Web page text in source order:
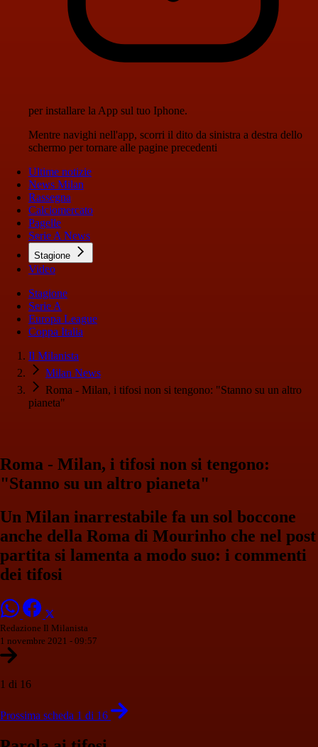
per installare la App sul tuo Iphone.
Mentre navighi nell'app, scorri il dito da sinistra a destra dello
schermo per tornare alle pagine precedenti
Ultime notizie
News Milan
Rassegna
Calciomercato
Pagelle
Serie A News
Stagione
Video
Stagione
Serie A
Europa League
Coppa Italia
Il Milanista
Milan News
Roma - Milan, i tifosi non si tengono: "Stanno su un altro
pianeta"
Roma - Milan, i tifosi non si tengono:
"Stanno su un altro pianeta"
Un Milan inarrestabile fa un sol boccone
anche della Roma di Mourinho che nel post
partita si lamenta a modo suo: i commenti
dei tifosi
Redazione Il Milanista
1 novembre 2021 - 09:57
1 di 16
Prossima scheda 1 di 16